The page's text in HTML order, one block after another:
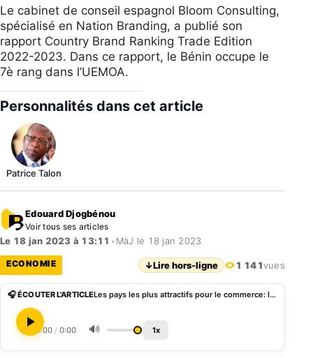
Le cabinet de conseil espagnol Bloom Consulting,
spécialisé en Nation Branding, a publié son
rapport Country Brand Ranking Trade Edition
2022-2023. Dans ce rapport, le Bénin occupe le
7è rang dans l’UEMOA.
Personnalités dans cet article
Patrice Talon
Edouard Djogbénou
Voir tous ses articles
Le 18 jan 2023 à 13:11 • MàJ le 18 jan 2023
ECONOMIE ↓Lire hors-ligne 1 141vues
🎧 ÉCOUTER L'ARTICLE Les pays les plus attractifs pour le commerce: le Bénin 7è dans l’UEMOA
0:00 / 0:00 🔊 1x